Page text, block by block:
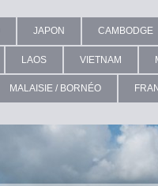
JAPON CAMBODGE
LAOS VIETNAM
MALAISIE / BORNÉO